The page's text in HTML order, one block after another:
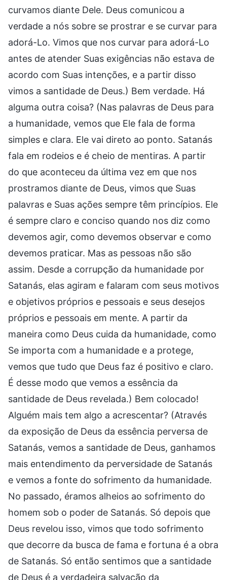
curvamos diante Dele. Deus comunicou a
verdade a nós sobre se prostrar e se curvar para
adorá-Lo. Vimos que nos curvar para adorá-Lo
antes de atender Suas exigências não estava de
acordo com Suas intenções, e a partir disso
vimos a santidade de Deus.) Bem verdade. Há
alguma outra coisa? (Nas palavras de Deus para
a humanidade, vemos que Ele fala de forma
simples e clara. Ele vai direto ao ponto. Satanás
fala em rodeios e é cheio de mentiras. A partir
do que aconteceu da última vez em que nos
prostramos diante de Deus, vimos que Suas
palavras e Suas ações sempre têm princípios. Ele
é sempre claro e conciso quando nos diz como
devemos agir, como devemos observar e como
devemos praticar. Mas as pessoas não são
assim. Desde a corrupção da humanidade por
Satanás, elas agiram e falaram com seus motivos
e objetivos próprios e pessoais e seus desejos
próprios e pessoais em mente. A partir da
maneira como Deus cuida da humanidade, como
Se importa com a humanidade e a protege,
vemos que tudo que Deus faz é positivo e claro.
É desse modo que vemos a essência da
santidade de Deus revelada.) Bem colocado!
Alguém mais tem algo a acrescentar? (Através
da exposição de Deus da essência perversa de
Satanás, vemos a santidade de Deus, ganhamos
mais entendimento da perversidade de Satanás
e vemos a fonte do sofrimento da humanidade.
No passado, éramos alheios ao sofrimento do
homem sob o poder de Satanás. Só depois que
Deus revelou isso, vimos que todo sofrimento
que decorre da busca de fama e fortuna é a obra
de Satanás. Só então sentimos que a santidade
de Deus é a verdadeira salvação da